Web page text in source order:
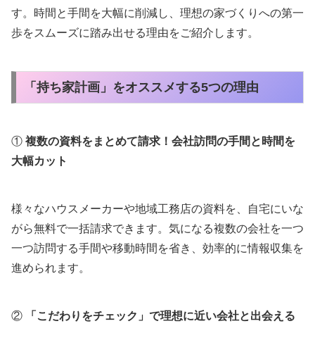
す。時間と手間を大幅に削減し、理想の家づくりへの第一
歩をスムーズに踏み出せる理由をご紹介します。
「持ち家計画」をオススメする5つの理由
① 複数の資料をまとめて請求！会社訪問の手間と時間を
大幅カット
様々なハウスメーカーや地域工務店の資料を、自宅にいな
がら無料で一括請求できます。気になる複数の会社を一つ
一つ訪問する手間や移動時間を省き、効率的に情報収集を
進められます。
② 「こだわりをチェック」で理想に近い会社と出会える